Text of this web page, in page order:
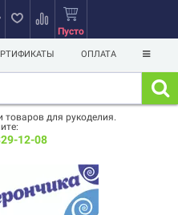
Пусто
ОПЛАТА
товаров для рукоделия.
12-08